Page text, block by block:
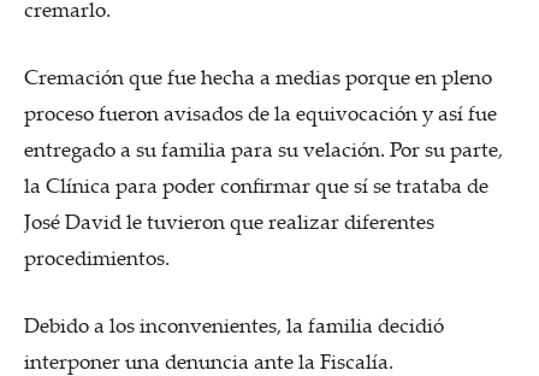
cremarlo.
Cremación que fue hecha a medias porque en pleno
proceso fueron avisados de la equivocación y así fue
entregado a su familia para su velación. Por su parte,
la Clínica para poder confirmar que sí se trataba de
José David le tuvieron que realizar diferentes
procedimientos.
Debido a los inconvenientes, la familia decidió
interponer una denuncia ante la Fiscalía.